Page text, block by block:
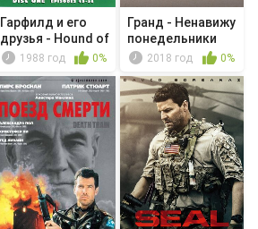
Гарфилд и его
друзья - Hound of
the A...1988 год 0%
Гранд - Ненавижу
понедельники
2018 год 0%